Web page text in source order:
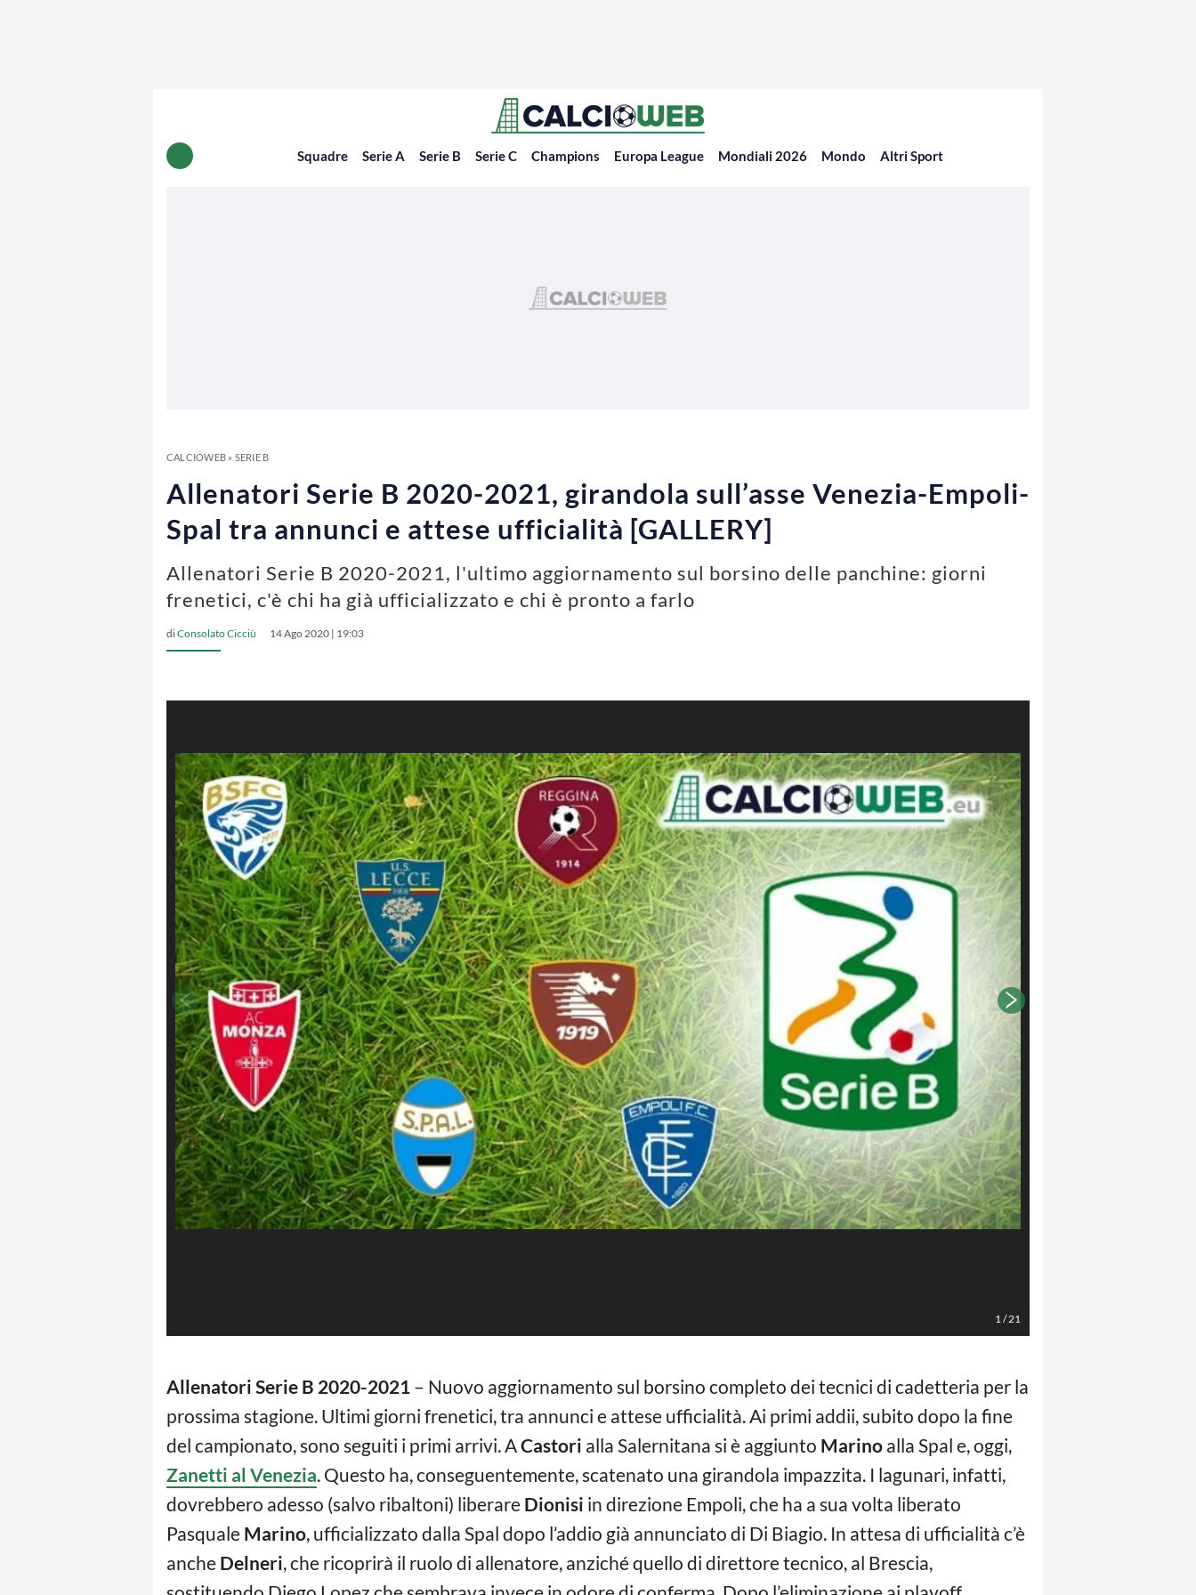
Squadre Serie A Serie B Serie C Champions Europa League Mondiali 2026 Mondo Altri Sport
CALCIOWEB» SERIE B
Allenatori Serie B 2020-2021, girandola sull’asse Venezia-Empoli-
Spal tra annunci e attese ufficialità [GALLERY]
Allenatori Serie B 2020-2021, l'ultimo aggiornamento sul borsino delle panchine: giorni
frenetici, c'è chi ha già ufficializzato e chi è pronto a farlo
diConsolato Cicciù 14 Ago 2020 | 19:03
1/21
Allenatori Serie B 2020-2021 – Nuovo aggiornamento sul borsino completo dei tecnici di cadetteria per la
prossima stagione. Ultimi giorni frenetici, tra annunci e attese ufficialità. Ai primi addii, subito dopo la fine
del campionato, sono seguiti i primi arrivi. ACastori alla Salernitana si è aggiunto Marino alla Spal e, oggi,
Zanetti al Venezia. Questo ha, conseguentemente, scatenato una girandola impazzita. I lagunari, infatti,
dovrebbero adesso (salvo ribaltoni) liberare Dionisi in direzione Empoli, che ha a sua volta liberato
Pasquale Marino, ufficializzato dalla Spal dopo l’addio già annunciato di Di Biagio. In attesa di ufficialità c’è
anche Delneri, che ricoprirà il ruolo di allenatore, anziché quello di direttore tecnico, al Brescia,